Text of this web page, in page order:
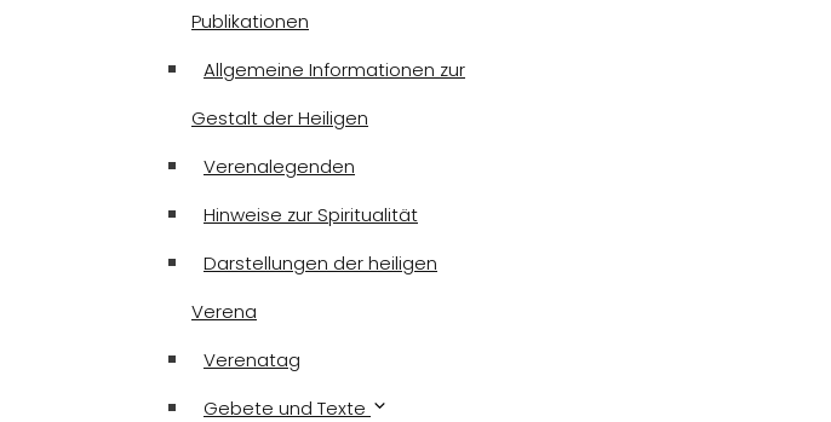
Publikationen
Allgemeine Informationen zur
Gestalt der Heiligen
Verenalegenden
Hinweise zur Spiritualität
Darstellungen der heiligen
Verena
Verenatag
Gebete und Texte